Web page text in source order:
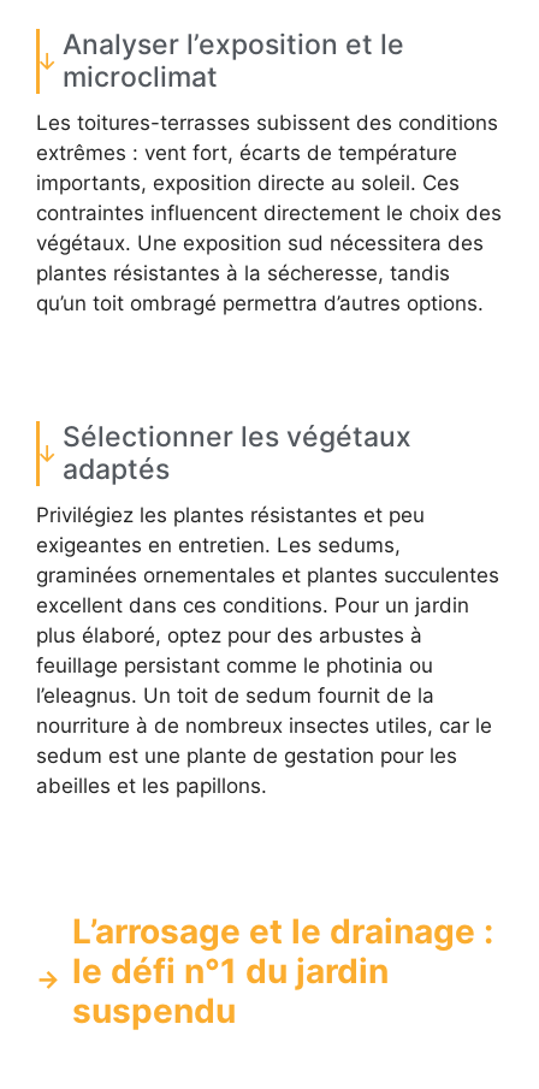
Analyser l’exposition et le
microclimat
Les toitures-terrasses subissent des conditions
extrêmes : vent fort, écarts de température
importants, exposition directe au soleil. Ces
contraintes influencent directement le choix des
végétaux. Une exposition sud nécessitera des
plantes résistantes à la sécheresse, tandis
qu’un toit ombragé permettra d’autres options.
Sélectionner les végétaux
adaptés
Privilégiez les plantes résistantes et peu
exigeantes en entretien. Les sedums,
graminées ornementales et plantes succulentes
excellent dans ces conditions. Pour un jardin
plus élaboré, optez pour des arbustes à
feuillage persistant comme le photinia ou
l’eleagnus. Un toit de sedum fournit de la
nourriture à de nombreux insectes utiles, car le
sedum est une plante de gestation pour les
abeilles et les papillons.
L’arrosage et le drainage :
le défi n°1 du jardin
suspendu